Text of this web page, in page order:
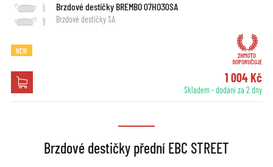
Brzdové destičky BREMBO 07HO30SA
Brzdové destičky SA
NEW
1 004 Kč
Skladem - dodání za 2 dny
Brzdové destičky přední EBC STREET